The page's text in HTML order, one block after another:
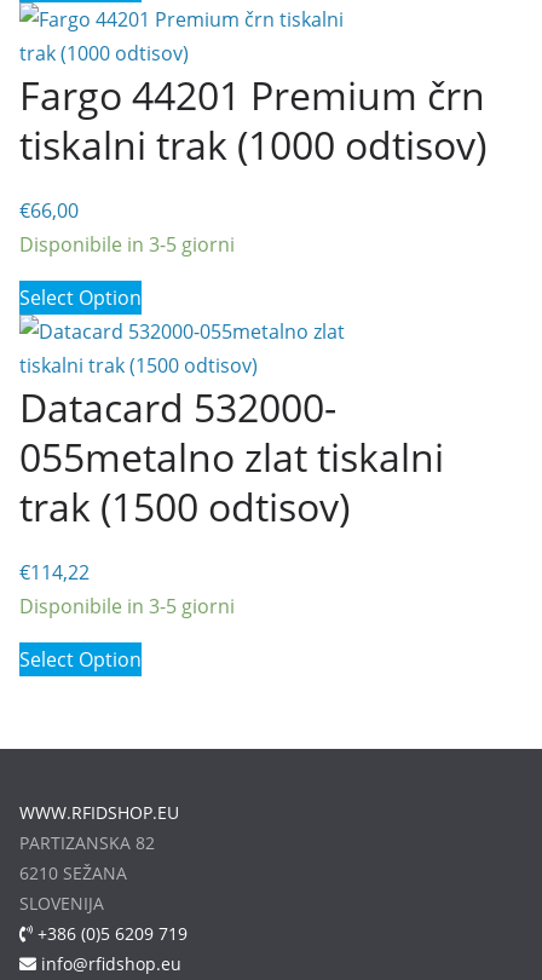
Fargo 44201 Premium črn
tiskalni trak (1000 odtisov)
€66,00
Disponibile in 3-5 giorni
Select Option
Datacard 532000-
055metalno zlat tiskalni
trak (1500 odtisov)
€114,22
Disponibile in 3-5 giorni
Select Option
WWW.RFIDSHOP.EU
PARTIZANSKA 82
6210 SEŽANA
SLOVENIJA
+386 (0)5 6209 719
info@rfidshop.eu